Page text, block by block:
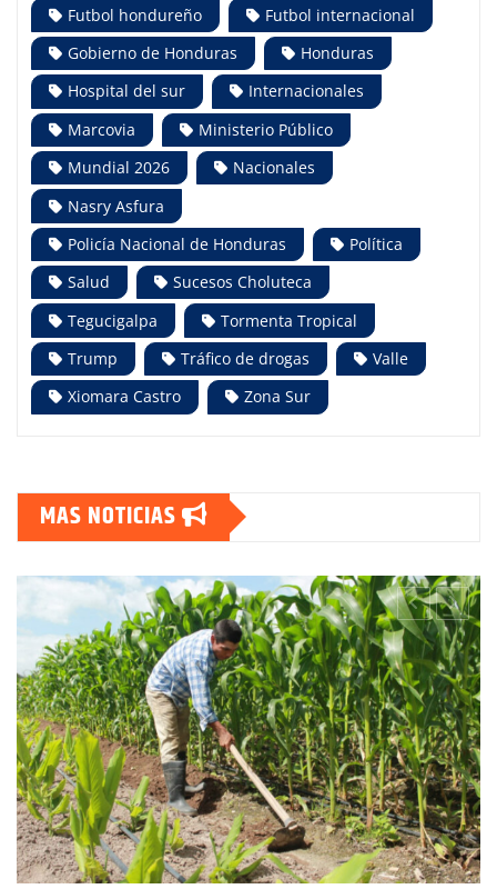
Futbol hondureño
Futbol internacional
Gobierno de Honduras
Honduras
Hospital del sur
Internacionales
Marcovia
Ministerio Público
Mundial 2026
Nacionales
Nasry Asfura
Policía Nacional de Honduras
Política
Salud
Sucesos Choluteca
Tegucigalpa
Tormenta Tropical
Trump
Tráfico de drogas
Valle
Xiomara Castro
Zona Sur
MAS NOTICIAS
CHOLUTECA SUCESOS